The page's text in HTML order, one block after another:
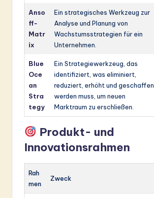
Anso
ff-
Matr
ix
Ein strategisches Werkzeug zur
Analyse und Planung von
Wachstumsstrategien für ein
Unternehmen.
Blue
Oce
an
Stra
tegy
Ein Strategiewerkzeug, das
identifiziert, was eliminiert,
reduziert, erhöht und geschaffen
werden muss, um neuen
Marktraum zu erschließen.
Produkt- und
Innovationsrahmen
Rah
men
Zweck